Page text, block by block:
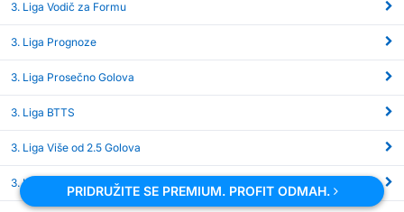
3. Liga Vodič za Formu
3. Liga Prognoze
3. Liga Prosečno Golova
3. Liga BTTS
3. Liga Više od 2.5 Golova
3. Liga Korneri
PRIDRUŽITE SE PREMIUM. PROFIT ODMAH.